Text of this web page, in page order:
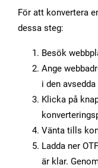
För att konvertera
dessa steg:
Besök
Ange
i den
Klicka på
Vänta tills
Ladda ner
är klar.